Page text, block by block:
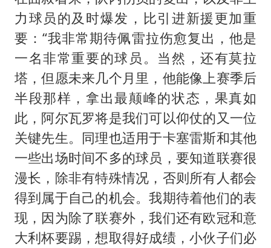
力球员的及时爆发，比引进新援更加重
要：“我非常期待佩雷拉伤愈复出，他是
一名非常重要的球员。当然，还有莫拉
塔，但愿未来几个月里，他能像上赛季后
半段那样，拿出最颠峰的状态，果真如
此，阿尔瓦罗将是我们可以仰仗的又一位
关键先生。同理也适用于卡塞雷斯和其他
一些出场时间不多的球员，要知道联赛很
漫长，除非有特殊情况，否则所有人都会
得到属于自己的机会。我期待着他们的表
现，因为除了联赛外，我们还有欧冠和意
大利杯要踢，想取得好成绩，小伙子们必